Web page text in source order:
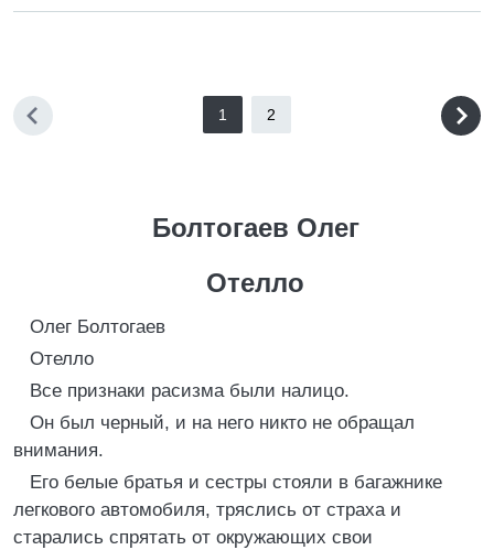
1 2
Болтогаев Олег
Отелло
Олег Болтогаев
Отелло
Все признаки расизма были налицо.
Он был черный, и на него никто не обращал
внимания.
Его белые братья и сестры стояли в багажнике
легкового автомобиля, тряслись от страха и
старались спрятать от окружающих свои